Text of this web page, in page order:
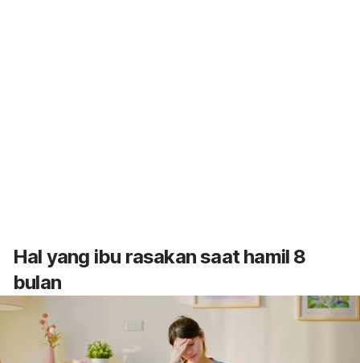
Hal yang ibu rasakan saat hamil 8
bulan